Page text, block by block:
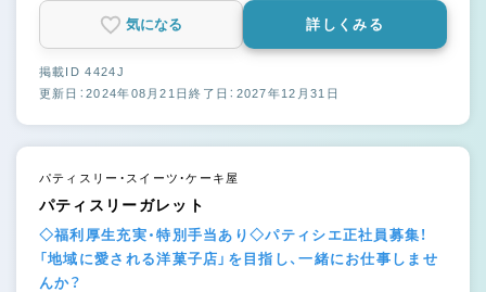
気になる 詳しくみる
掲載ID 4424J
更新日：2024年08月21日終了日：2027年12月31日
パティスリー・スイーツ・ケーキ屋
パティスリーガレット
◇福利厚生充実・特別手当あり◇パティシエ正社員募集！
「地域に愛される洋菓子店」を目指し、一緒にお仕事しませ
んか？